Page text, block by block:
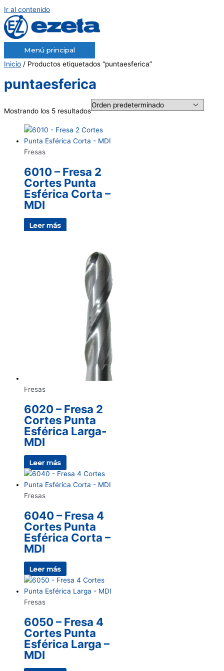
Ir al contenido
Menú principal
Inicio / Productos etiquetados “puntaesferica”
puntaesferica
Mostrando los 5 resultados
Fresas
6010 – Fresa 2
Cortes Punta
Esférica Corta –
MDI
Leer más
Fresas
6020 – Fresa 2
Cortes Punta
Esférica Larga-
MDI
Leer más
Fresas
6040 – Fresa 4
Cortes Punta
Esférica Corta –
MDI
Leer más
Fresas
6050 – Fresa 4
Cortes Punta
Esférica Larga –
MDI